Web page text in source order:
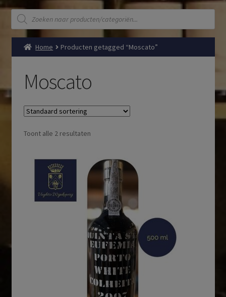
Producten
zoeken
Home Producten getagged “Moscato”
Moscato
Toont alle 2 resultaten